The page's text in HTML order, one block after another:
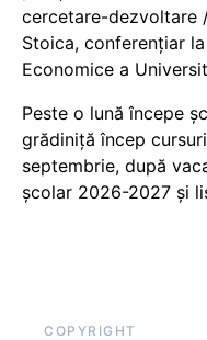
cercetare-dezvoltare
Stoica, conferențiar
Economice a
Peste o lună începe
grădiniță încep
septembrie, după
școlar 2026-2027 și
COPYRIGHT